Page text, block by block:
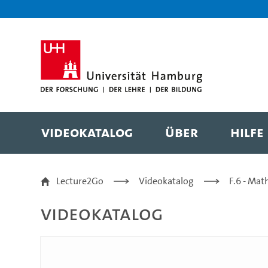
Videokatalog Über Hilfe
Modul-WPW30-
Lecture2Go Videokatalog F.6 -
Videokatalog